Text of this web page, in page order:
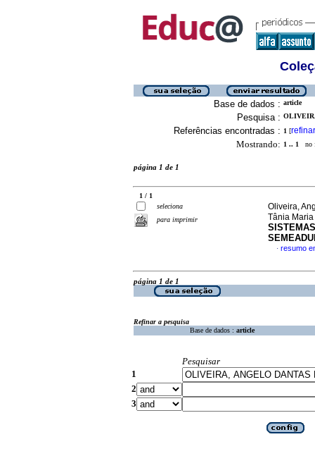
Base de dados : article
Pesquisa :
Referências encontradas : 1 [refinar
Mostrando: 1 .. 1 no
página 1 de 1
1 / 1
seleciona
para imprimir
Oliveira,
Tânia Maria
· resumo
página 1 de 1
Refinar a pesquisa
Base de dados : article
Pesquisar
1
2
3